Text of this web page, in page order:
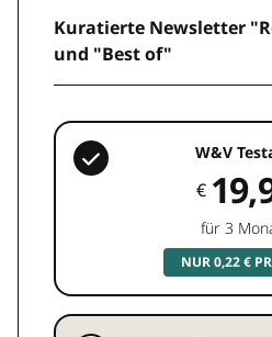
Kuratierte Newsletter
und "Best of"
W&V
€
für 3
NUR 0,22 €